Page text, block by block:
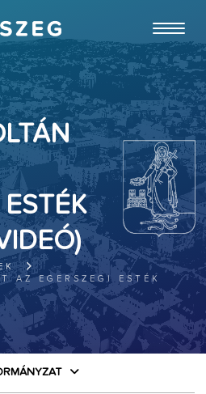
AZ EGERSZEGI ESTÉK